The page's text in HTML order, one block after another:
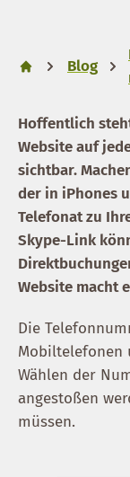
Blog
Hoffentlich
Website auf
sichtbar.
der in iPhones
Telefonat zu
Skype-Link
Website macht
Die
Mobiltelefonen
Wählen der
angestoßen
müssen.